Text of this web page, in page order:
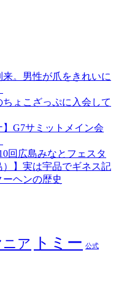
。男性が爪をきれいに
ちょこざっぷに入会して
】G7サミットメイン会
回広島みなとフェスタ
）】実は宇品でギネス記
ヘンの歴史
ア トミー 公式